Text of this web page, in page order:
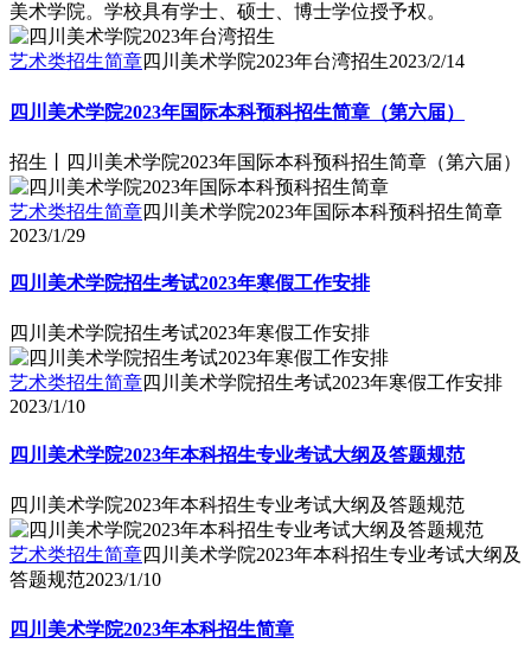
美术学院。学校具有学士、硕士、博士学位授予权。
艺术类招生简章四川美术学院2023年台湾招生2023/2/14
四川美术学院2023年国际本科预科招生简章（第六届）
招生丨四川美术学院2023年国际本科预科招生简章（第六届）
艺术类招生简章四川美术学院2023年国际本科预科招生简章
2023/1/29
四川美术学院招生考试2023年寒假工作安排
四川美术学院招生考试2023年寒假工作安排
艺术类招生简章四川美术学院招生考试2023年寒假工作安排
2023/1/10
四川美术学院2023年本科招生专业考试大纲及答题规范
四川美术学院2023年本科招生专业考试大纲及答题规范
艺术类招生简章四川美术学院2023年本科招生专业考试大纲及
答题规范2023/1/10
四川美术学院2023年本科招生简章